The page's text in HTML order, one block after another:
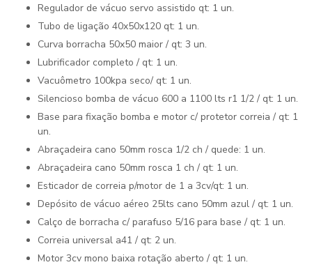
Regulador de vácuo servo assistido qt: 1 un.
Tubo de ligação 40x50x120 qt: 1 un.
Curva borracha 50x50 maior / qt: 3 un.
Lubrificador completo / qt: 1 un.
Vacuômetro 100kpa seco/ qt: 1 un.
Silencioso bomba de vácuo 600 a 1100 lts r1 1/2 / qt: 1 un.
Base para fixação bomba e motor c/ protetor correia / qt: 1
un.
Abraçadeira cano 50mm rosca 1/2 ch / quede: 1 un.
Abraçadeira cano 50mm rosca 1 ch / qt: 1 un.
Esticador de correia p/motor de 1 a 3cv/qt: 1 un.
Depósito de vácuo aéreo 25lts cano 50mm azul / qt: 1 un.
Calço de borracha c/ parafuso 5/16 para base / qt: 1 un.
Correia universal a41 / qt: 2 un.
Motor 3cv mono baixa rotação aberto / qt: 1 un.